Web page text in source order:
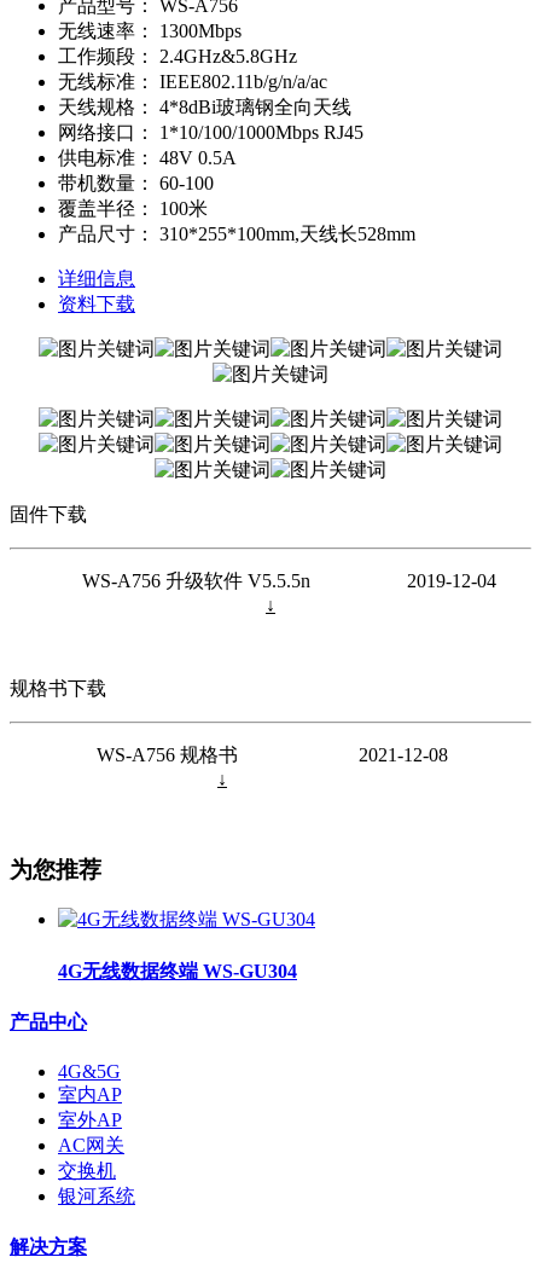
产品型号：
WS-A756
无线速率：
1300Mbps
工作频段：
2.4GHz&5.8GHz
无线标准：
IEEE802.11b/g/n/a/ac
天线规格：
4*8dBi玻璃钢全向天线
网络接口：
1*10/100/1000Mbps RJ45
供电标准：
48V 0.5A
带机数量：
60-100
覆盖半径：
100米
产品尺寸：
310*255*100mm,天线长528mm
详细信息
资料下载
固件下载
WS-A756 升级软件 V5.5.5n 2019-12-04
↓
规格书下载
WS-A756 规格书 2021-12-08
↓
为您推荐
4G无线数据终端 WS-GU304
产品中心
4G&5G
室内AP
室外AP
AC网关
交换机
银河系统
解决方案